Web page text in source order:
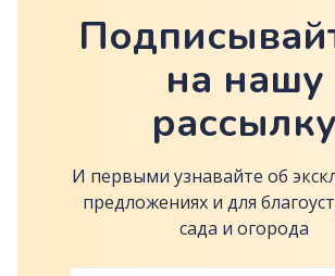
на нашу
рассылку
И первыми узнавайте об
предложениях и для
сада и огорода